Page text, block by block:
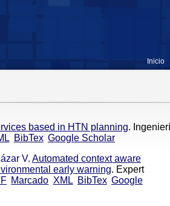
Inicio
based in HTN planning.
BibTex Google Scholar
V. Automated context aware
early warning. Expert
Marcado XML BibTex Google